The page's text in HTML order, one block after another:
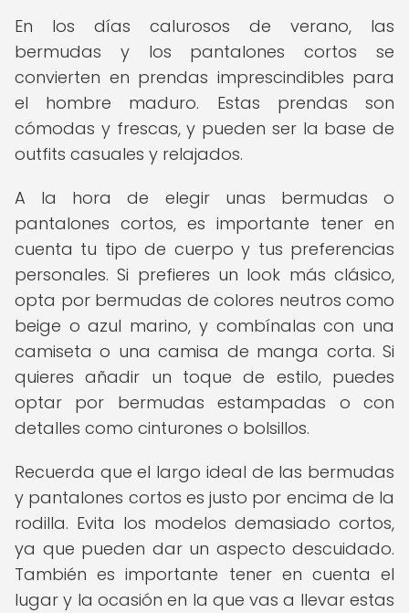
En los días calurosos de verano, las
bermudas y los pantalones cortos se
convierten en prendas imprescindibles para
el hombre maduro. Estas prendas son
cómodas y frescas, y pueden ser la base de
outfits casuales y relajados.
A la hora de elegir unas bermudas o
pantalones cortos, es importante tener en
cuenta tu tipo de cuerpo y tus preferencias
personales. Si prefieres un look más clásico,
opta por bermudas de colores neutros como
beige o azul marino, y combínalas con una
camiseta o una camisa de manga corta. Si
quieres añadir un toque de estilo, puedes
optar por bermudas estampadas o con
detalles como cinturones o bolsillos.
Recuerda que el largo ideal de las bermudas
y pantalones cortos es justo por encima de la
rodilla. Evita los modelos demasiado cortos,
ya que pueden dar un aspecto descuidado.
También es importante tener en cuenta el
lugar y la ocasión en la que vas a llevar estas